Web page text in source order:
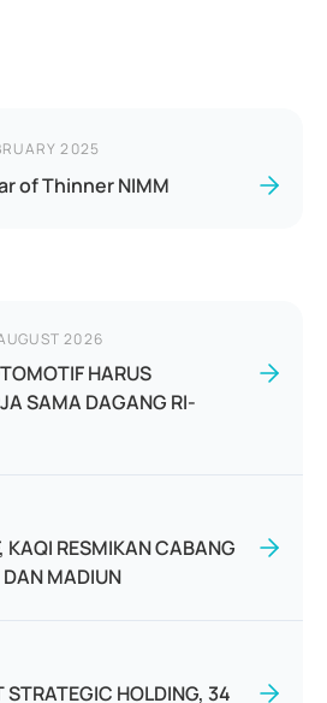
2025
of Thinner NIMM
2026
HARUS
SAMA DAGANG RI-
KAQI RESMIKAN CABANG
MADIUN
STRATEGIC HOLDING, 34